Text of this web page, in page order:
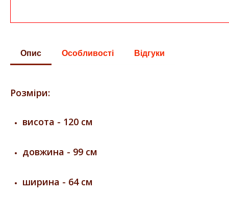
Опис Особливості Відгуки
Розміри:
висота - 120 см
довжина - 99 см
ширина - 64 см